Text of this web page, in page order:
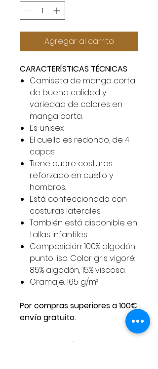
Agregar al carrito
CARACTERÍSTICAS TÉCNICAS
Camiseta de manga corta,
de buena calidad y
variedad de colores en
manga corta.
Es unisex.
El cuello es redondo, de 4
capas.
Tiene cubre costuras
reforzado en cuello y
hombros.
Está confeccionada con
costuras laterales.
También está disponible en
tallas infantiles.
Composición: 100% algodón,
punto liso. Color gris vigoré:
85% algodón, 15% viscosa.
Gramaje: 165 g/m².
Por compras superiores a 100€
envío gratuito.